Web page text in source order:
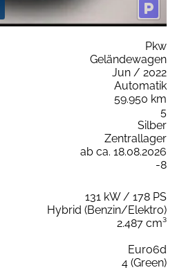
Pkw
Geländewagen
Jun / 2022
Automatik
59.950 km
5
Silber
Zentrallager
ab ca. 18.08.2026
-8
131 kW / 178 PS
Hybrid (Benzin/Elektro)
2.487 cm³
Euro6d
4 (Green)